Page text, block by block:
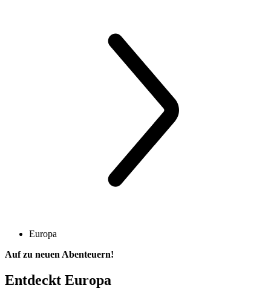
Europa
Auf zu neuen Abenteuern!
Entdeckt Europa